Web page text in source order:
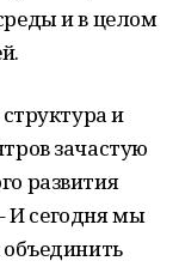
и в целом
и
зачастую
развития
И сегодня мы